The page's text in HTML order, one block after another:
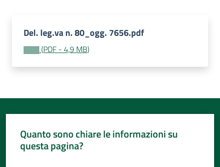
Del. leg.va n. 80_ogg. 7656.pdf
(PDF - 4,9 MB)
Quanto sono chiare le informazioni su
questa pagina?